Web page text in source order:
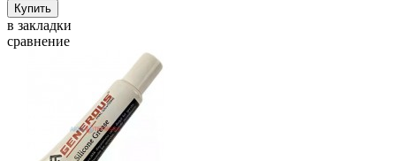
в закладки
сравнение